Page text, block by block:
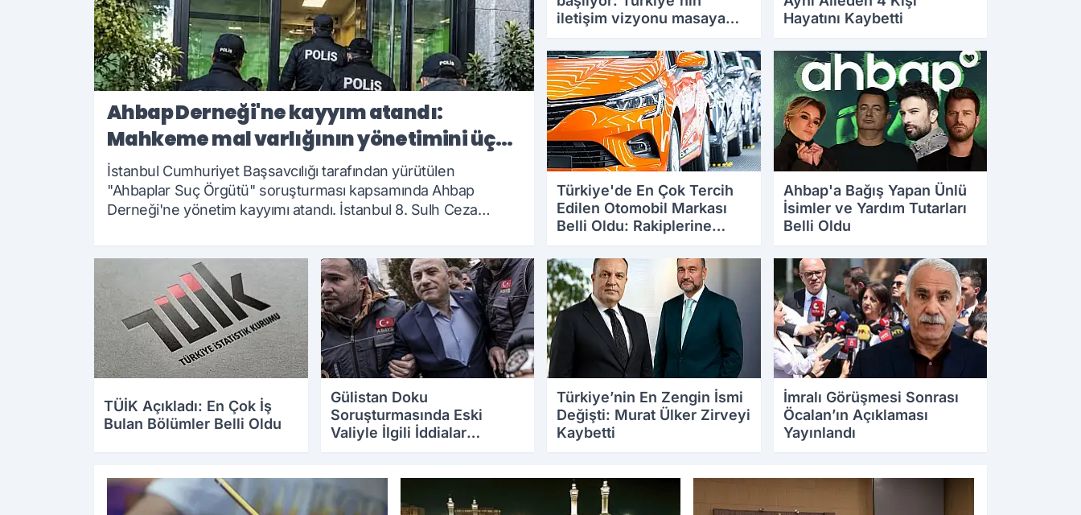
Ahbap Derneği'ne kayyım atandı:
Mahkeme mal varlığının yönetimini üç
kişilik heyete devretti
İstanbul Cumhuriyet Başsavcılığı tarafından yürütülen
"Ahbaplar Suç Örgütü" soruşturması kapsamında Ahbap
Derneği'ne yönetim kayyımı atandı. İstanbul 8. Sulh Ceza
çok yönlü olarak devam ediyor.
iletişim vizyonu masaya
Hayatını Kaybetti
Türkiye'de En Çok Tercih
Edilen Otomobil Markası
Belli Oldu: Rakiplerine
Ahbap'a Bağış Yapan Ünlü
İsimler ve Yardım Tutarları
Belli Oldu
TÜİK Açıkladı: En Çok İş
Bulan Bölümler Belli Oldu
Gülistan Doku
Soruşturmasında Eski
Valiyle İlgili İddialar
Türkiye’nin En Zengin İsmi
Değişti: Murat Ülker Zirveyi
Kaybetti
İmralı Görüşmesi Sonrası
Öcalan’ın Açıklaması
Yayınlandı